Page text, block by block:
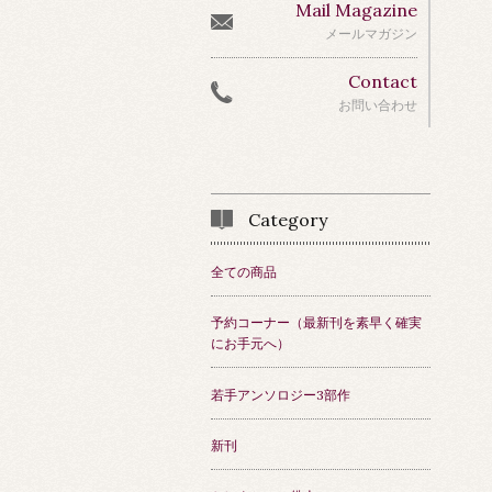
Mail Magazine
メールマガジン
Contact
お問い合わせ
Category
全ての商品
予約コーナー（最新刊を素早く確実
にお手元へ）
若手アンソロジー3部作
新刊